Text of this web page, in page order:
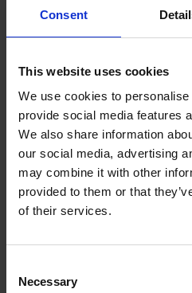
Consent
This website uses cookies
We use cookies to
provide social media features
We also share information
our social media, advertising
may combine it with other
provided to them or that
of their services.
Selection
Necessary
Laruta de los 5
saliendo de
hacia Entor, sigues
Lago de
Salamandres,
Lago Anrodat y
quieren más,
ruta puede
Vall d’Incles